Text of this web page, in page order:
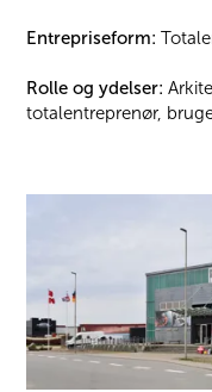
Entrepriseform:
Rolle og ydelser:
totalentreprenør,